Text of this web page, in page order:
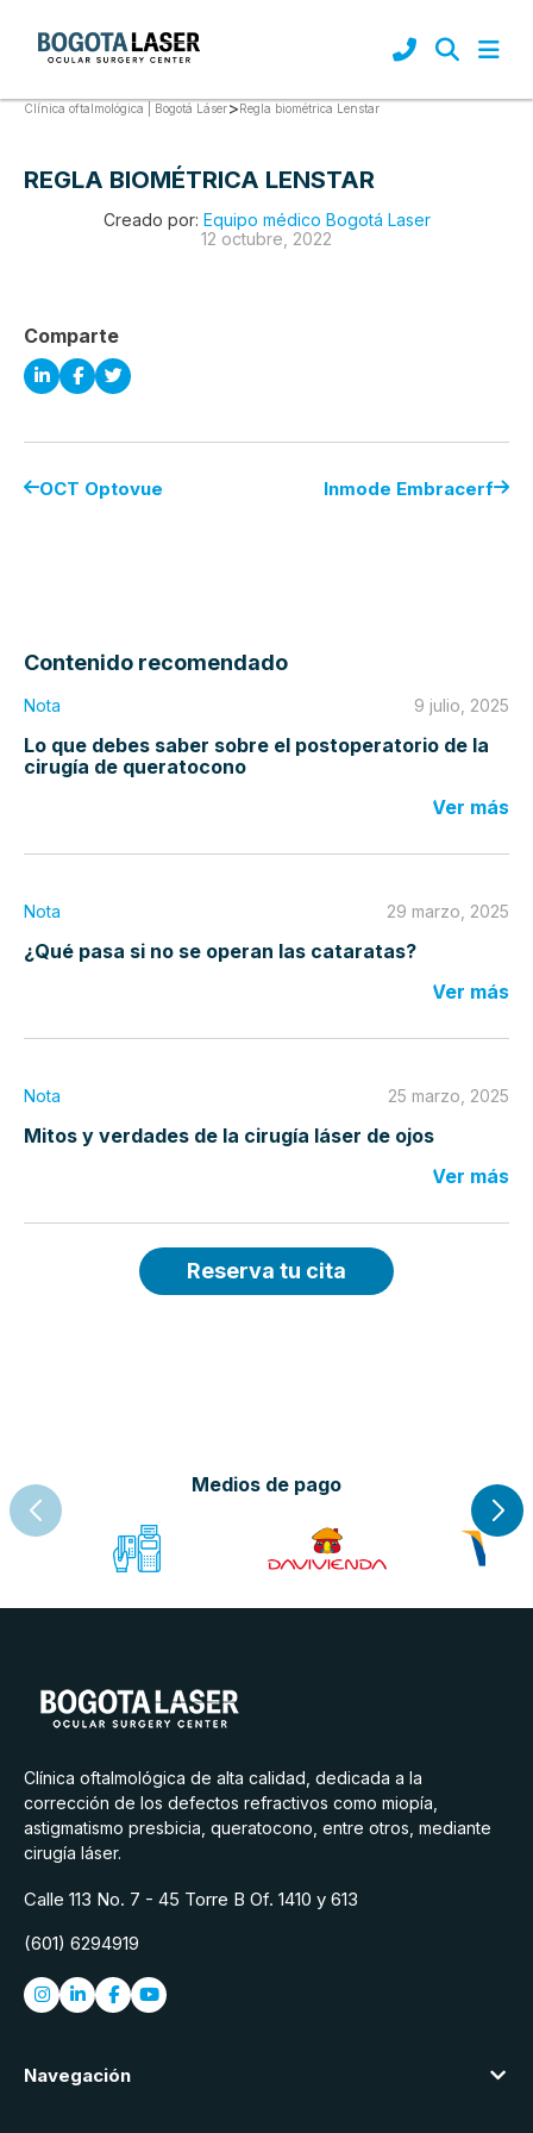
Clínica oftalmológica | Bogotá Láser>Regla biométrica Lenstar
REGLA BIOMÉTRICA LENSTAR
Creado por: Equipo médico Bogotá Laser
12 octubre, 2022
Comparte
OCT Optovue Inmode Embracerf
Contenido recomendado
Nota 9 julio, 2025
Lo que debes saber sobre el postoperatorio de la
cirugía de queratocono
Ver más
Nota 29 marzo, 2025
¿Qué pasa si no se operan las cataratas?
Ver más
Nota 25 marzo, 2025
Mitos y verdades de la cirugía láser de ojos
Ver más
Reserva tu cita
Medios de pago
Clínica oftalmológica de alta calidad, dedicada a la
corrección de los defectos refractivos como miopía,
astigmatismo presbicia, queratocono, entre otros, mediante
cirugía láser.
Calle 113 No. 7 - 45 Torre B Of. 1410 y 613
(601) 6294919
Navegación